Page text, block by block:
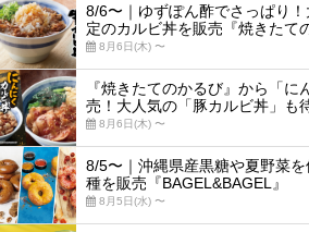
8/6〜｜ゆずぽん酢でさっぱり
定のカルビ丼を販売『焼きたて
8月6日(木) 〜
『焼きたてのかるび』から「に
売！大人気の「豚カルビ丼」も
8月6日(木) 〜
8/5〜｜沖縄県産黒糖や夏野菜
種を販売『BAGEL&BAGEL』
8月5日(水) 〜